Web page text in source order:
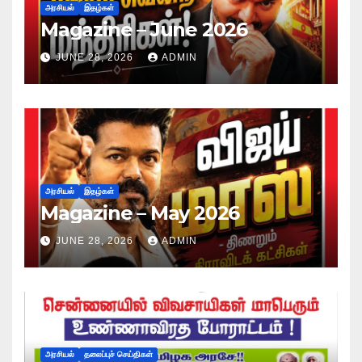
அரசியல் இதழ்கள்
Magazine – June 2026
JUNE 28, 2026 ADMIN
அரசியல் இதழ்கள்
Magazine – May 2026
JUNE 28, 2026 ADMIN
அரசியல் தலைப்புச் செய்திகள்